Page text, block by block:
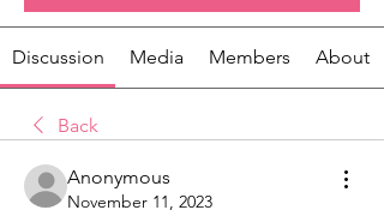
Discussion Media Members About
Back
Anonymous
November 11, 2023